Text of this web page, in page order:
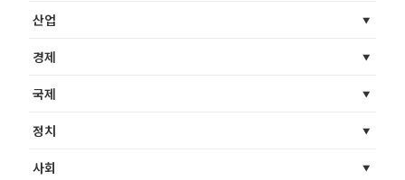
산업
경제
국제
정치
사회